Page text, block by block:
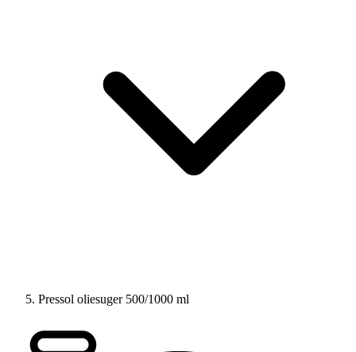
Pressol oliesuger 500/1000 ml